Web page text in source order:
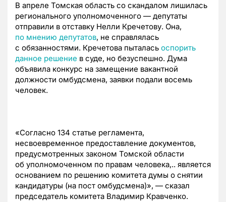
В апреле Томская область со скандалом лишилась
регионального уполномоченного — депутаты
отправили в отставку Нелли Кречетову. Она,
по мнению депутатов, не справлялась
с обязанностями. Кречетова пыталась оспорить
данное решение в суде, но безуспешно. Дума
объявила конкурс на замещение вакантной
должности омбудсмена, заявки подали восемь
человек.
«Согласно 134 статье регламента,
несвоевременное предоставление документов,
предусмотренных законом Томской области
об уполномоченном по правам человека,.. является
основанием по решению комитета думы о снятии
кандидатуры (на пост омбудсмена)», — сказал
председатель комитета Владимир Кравченко.